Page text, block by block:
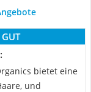
bietet eine
und